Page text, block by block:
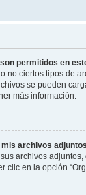
permitidos en
no ciertos tipos de
se pueden
más información.
archivos
archivos
clic en la opción